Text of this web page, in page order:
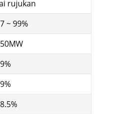
rujukan
~ 99%